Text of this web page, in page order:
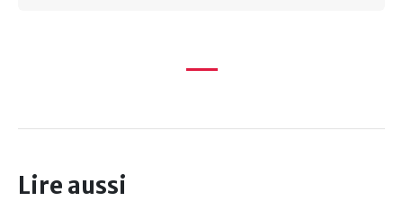
Lire aussi